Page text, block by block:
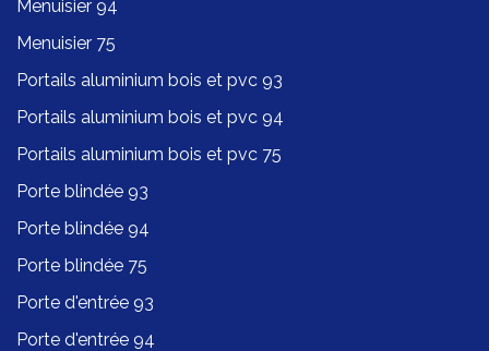
Menuisier 94
Menuisier 75
Portails aluminium bois et pvc 93
Portails aluminium bois et pvc 94
Portails aluminium bois et pvc 75
Porte blindée 93
Porte blindée 94
Porte blindée 75
Porte d'entrée 93
Porte d'entrée 94